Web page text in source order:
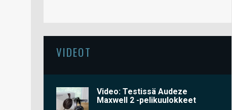
VIDEOT
Video: Testissä Audeze
Maxwell 2 -pelikuulokkeet